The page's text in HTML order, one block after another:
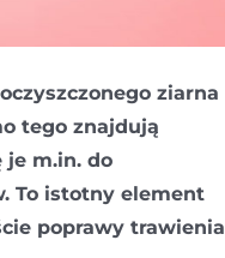
ziarna
tego znajdują
je m.in. do
To istotny element
poprawy trawienia